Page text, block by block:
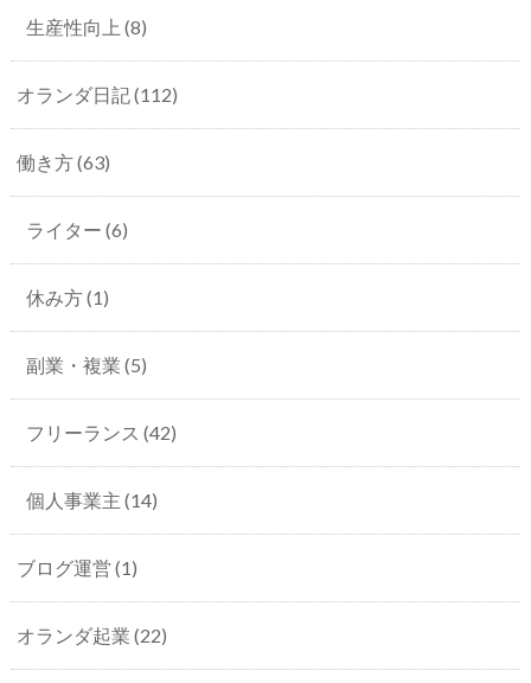
生産性向上 (8)
オランダ日記(112)
働き方(63)
ライター (6)
休み方(1)
副業・複業 (5)
フリーランス (42)
個人事業主 (14)
ブログ運営 (1)
オランダ起業 (22)